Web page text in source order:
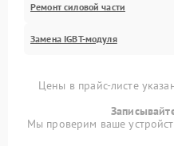
Ремонт силовой части
Замена IGBT-модуля
Цены в прайс-листе
Мы проверим ваше